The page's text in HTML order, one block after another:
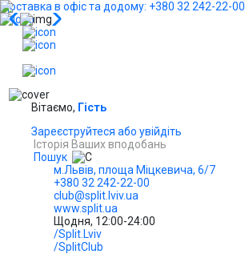
Доставка в офіс та додому: +380 32 242-22-00
Вітаємо, Гість
Зареєструйтеся або увійдіть
Історія Ваших вподобань
Пошук
м.Львів, площа Міцкевича, 6/7
+380 32 242-22-00
club@split.lviv.ua
www.split.ua
Щодня, 12:00-24:00
/Split.Lviv
/SplitClub